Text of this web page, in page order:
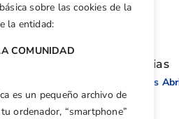
sobre las cookies de la
la entidad:
COMUNIDAD
es un pequeño archivo de
ordenador, “smartphone”
LinkedIn
Email
Otras noticias